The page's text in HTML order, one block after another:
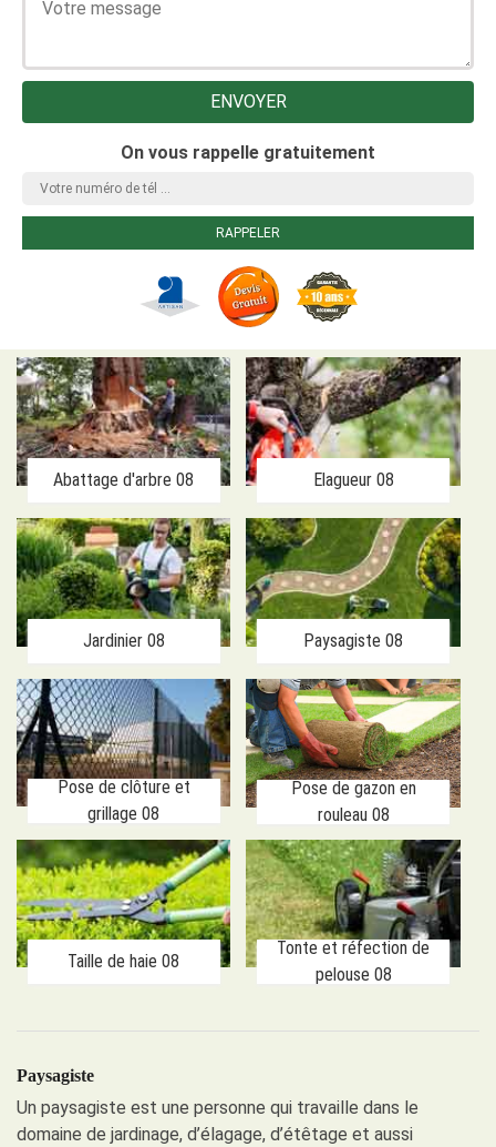
On vous rappelle gratuitement
Abattage d'arbre 08 Elagueur 08
Jardinier 08 Paysagiste 08
Pose de clôture et
grillage 08
Pose de gazon en
rouleau 08
Taille de haie 08
Tonte et réfection de
pelouse 08
Paysagiste
Un paysagiste est une personne qui travaille dans le
domaine de jardinage, d’élagage, d’étêtage et aussi